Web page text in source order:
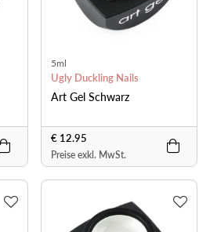
5ml
Ugly Duckling Nails
Art Gel Schwarz
€ 12.95
Preise exkl. MwSt.